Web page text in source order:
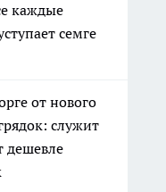
каждые
семге
от нового
служит
дешевле